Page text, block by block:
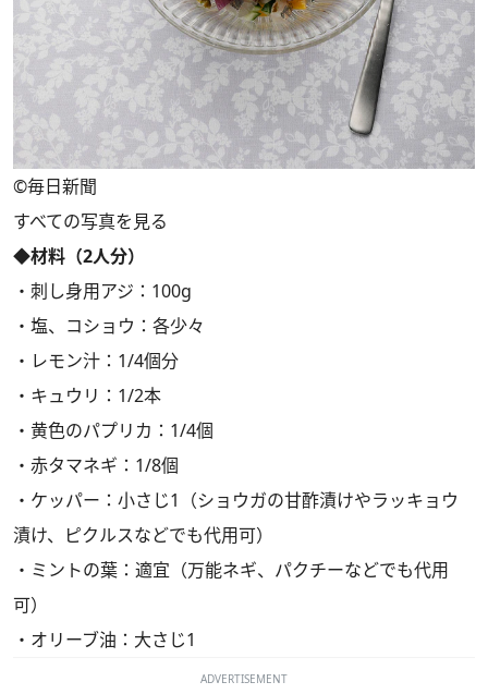
©︎毎日新聞
すべての写真を見る
◆材料（2人分）
・刺し身用アジ：100g
・塩、コショウ：各少々
・レモン汁：1/4個分
・キュウリ：1/2本
・黄色のパプリカ：1/4個
・赤タマネギ：1/8個
・ケッパー：小さじ1（ショウガの甘酢漬けやラッキョウ
漬け、ピクルスなどでも代用可）
・ミントの葉：適宜（万能ネギ、パクチーなどでも代用
可）
・オリーブ油：大さじ1
ADVERTISEMENT